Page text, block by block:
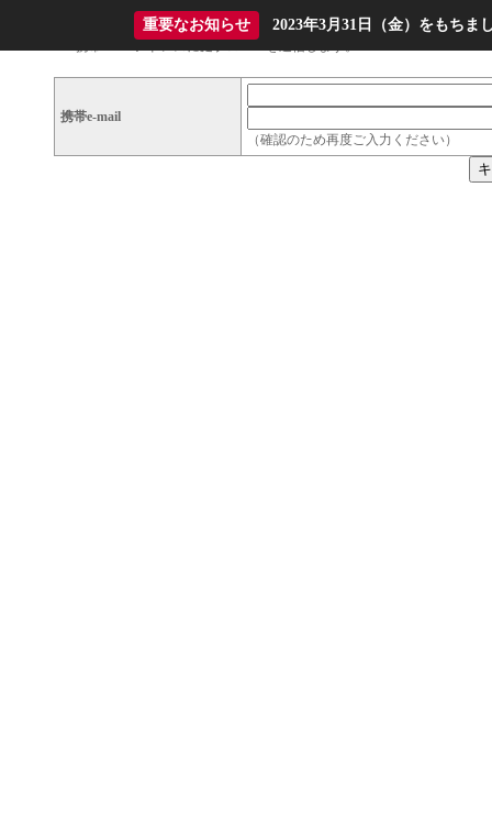
重要なお知らせ 2023年3月31日（金）をもちま
携帯e-mail
（確認のため再度ご入力ください）